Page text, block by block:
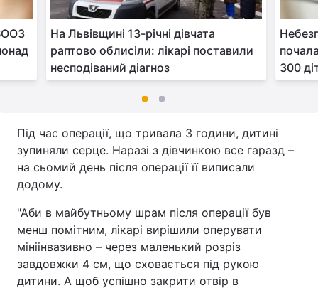
На Львівщині 13-річні дівчата
раптово облисіли: лікарі поставили
несподіваний діагноз
300
Під час операції, що тривала 3 години, дитині
зупиняли серце. Наразі з дівчинкою все гаразд –
на сьомий день після операції її виписали
додому.
"Аби в майбутньому шрам після операції був
менш помітним, лікарі вирішили оперувати
мініінвазивно – через маленький розріз
завдовжки 4 см, що сховається під рукою
дитини. А щоб успішно закрити отвір в